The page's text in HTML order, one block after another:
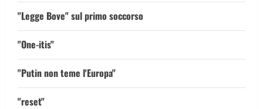
"Legge Bove" sul primo soccorso
"One-itis"
"Putin non teme l'Europa"
"reset"